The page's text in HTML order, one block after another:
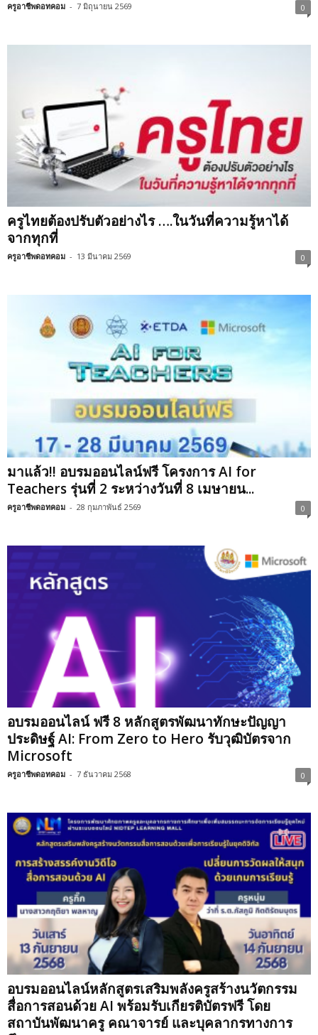
ครูอาชีพดอทคอม - 7 มิถุนายน 2569 0
ครูไทยต้องปรับตัวอย่างไร ….ในวันที่ความรู้หาได้
จากทุกที่
ครูอาชีพดอทคอม - 13 มีนาคม 2569 0
มาแล้ว!! อบรมออนไลน์ฟรี โครงการ AI for
Teachers รุ่นที่ 2 ระหว่างวันที่ 8 เมษายน...
ครูอาชีพดอทคอม - 28 กุมภาพันธ์ 2569 0
อบรมออนไลน์ ฟรี 8 หลักสูตรพัฒนาทักษะปัญญา
ประดิษฐ์ AI: From Zero to Hero รับวุฒิบัตรจาก
Microsoft
ครูอาชีพดอทคอม - 7 ธันวาคม 2568 0
อบรมออนไลน์หลักสูตรเสริมพลังครูสร้างนวัตกรรม
สื่อการสอนด้วย AI พร้อมรับเกียรติบัตรฟรี โดย
สถาบันพัฒนาครู คณาจารย์ และบุคลากรทางการ